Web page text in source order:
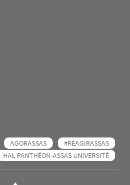
AGORASSAS
#RÉAGIRASSAS
HAL PANTHÉON-ASSAS UNIVERSITÉ